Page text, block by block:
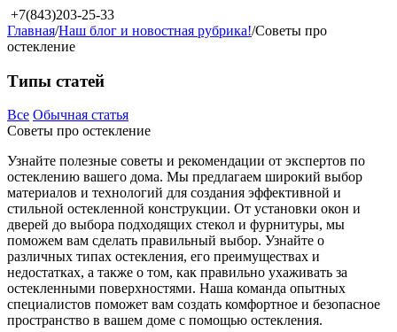
+7(843)203-25-33
Главная/Наш блог и новостная рубрика!/Советы про
остекление
Типы статей
Все Обычная статья
Советы про остекление
Узнайте полезные советы и рекомендации от экспертов по
остеклению вашего дома. Мы предлагаем широкий выбор
материалов и технологий для создания эффективной и
стильной остекленной конструкции. От установки окон и
дверей до выбора подходящих стекол и фурнитуры, мы
поможем вам сделать правильный выбор. Узнайте о
различных типах остекления, его преимуществах и
недостатках, а также о том, как правильно ухаживать за
остекленными поверхностями. Наша команда опытных
специалистов поможет вам создать комфортное и безопасное
пространство в вашем доме с помощью остекления.